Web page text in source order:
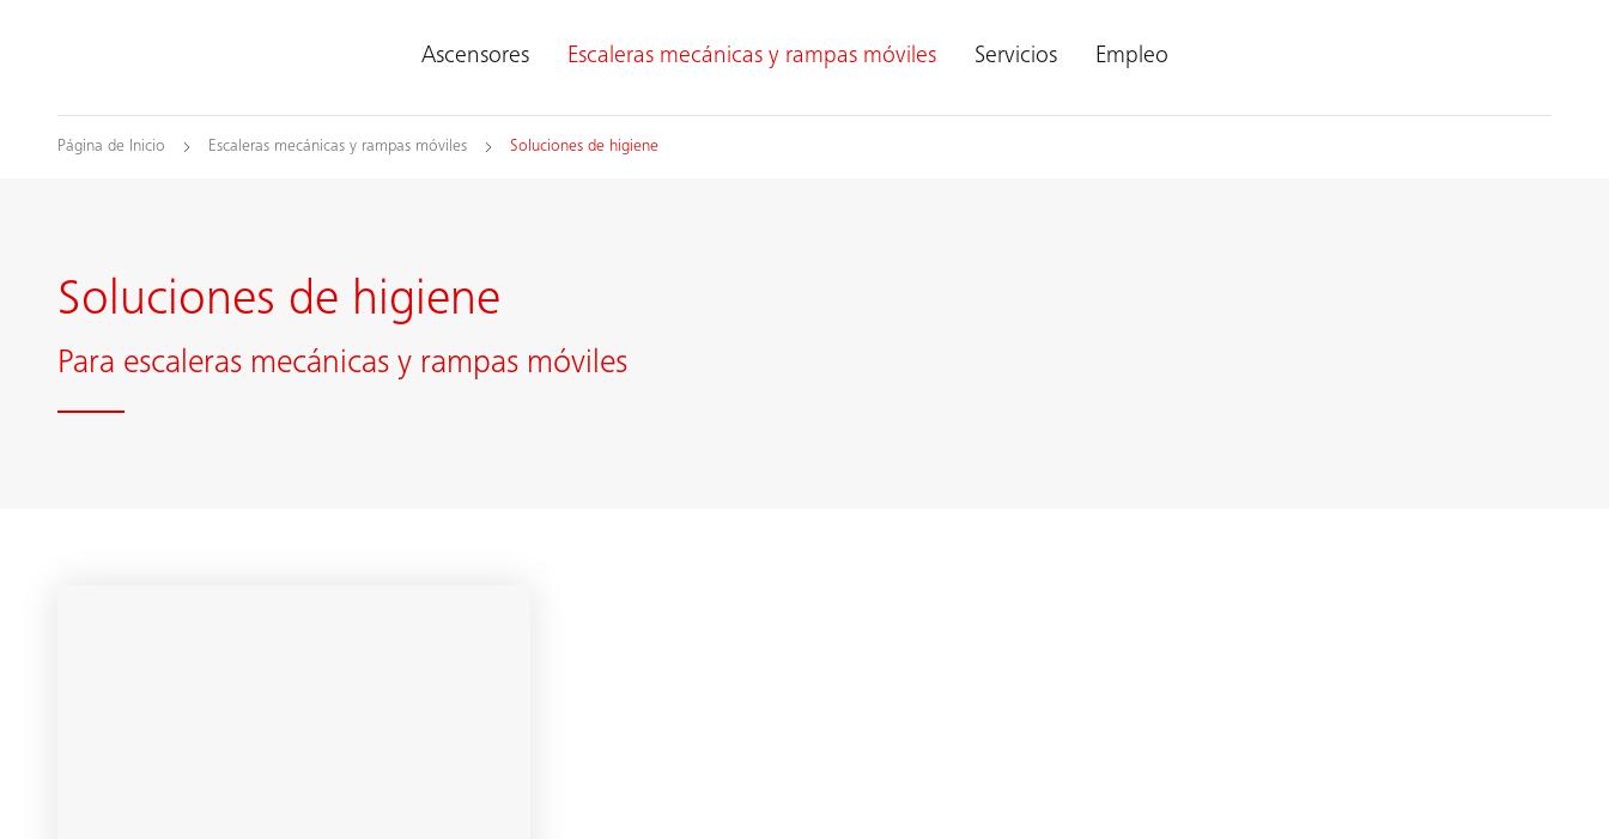
Ascensores Escaleras mecánicas y rampas móviles Servicios Empleo
Página de Inicio Escaleras mecánicas y rampas móviles Soluciones de higiene
Soluciones de higiene
Para escaleras mecánicas y rampas móviles